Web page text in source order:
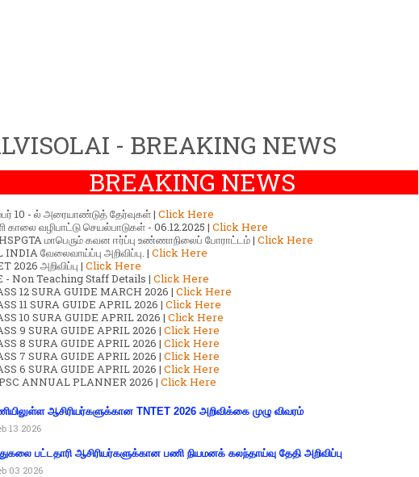
- BREAKING NEWS
BREAKING NEWS
10 - ல் அரையாண்டுத் தேர்வுகள் | Click Here
காலை வழிபாட்டு செயல்பாடுகள் - 06.12.2025 | Click Here
மாபெரும் கவன ஈர்ப்பு உண்ணாநிலைப் போராட்டம் | Click Here
INDIA வேலைவாய்ப்பு அறிவிப்பு. | Click Here
2026 அறிவிப்பு | Click Here
- Non Teaching Staff Details | Click Here
12 SURA GUIDE MARCH 2026 | Click Here
11 SURA GUIDE APRIL 2026 | Click Here
10 SURA GUIDE APRIL 2026 | Click Here
9 SURA GUIDE APRIL 2026 | Click Here
8 SURA GUIDE APRIL 2026 | Click Here
7 SURA GUIDE APRIL 2026 | Click Here
6 SURA GUIDE APRIL 2026 | Click Here
ANNUAL PLANNER 2026 | Click Here
ஆசிரியர்களுக்கான TNTET 2026 அறிவிக்கை முழு விவரம்
13 2026
பட்டதாரி ஆசிரியர்களுக்கான பணி நியமனக் கலந்தாய்வு தேதி அறிவிப்பு
03 2026